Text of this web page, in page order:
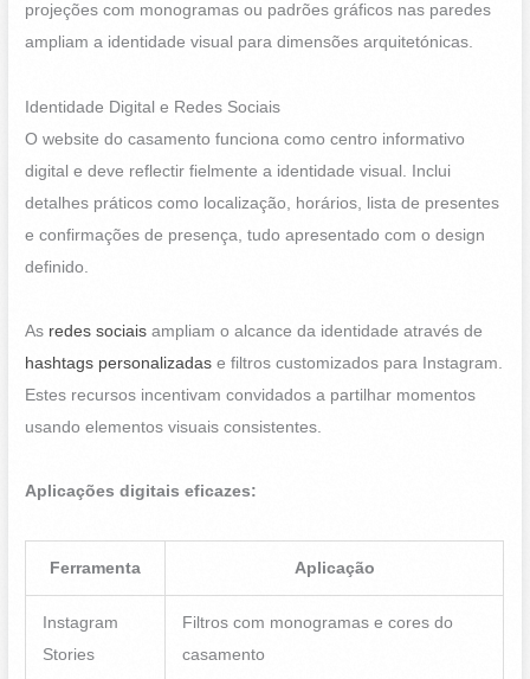
projeções com monogramas ou padrões gráficos nas paredes
ampliam a identidade visual para dimensões arquitetónicas.
Identidade Digital e Redes Sociais
O website do casamento funciona como centro informativo
digital e deve reflectir fielmente a identidade visual. Inclui
detalhes práticos como localização, horários, lista de presentes
e confirmações de presença, tudo apresentado com o design
definido.
As redes sociais ampliam o alcance da identidade através de
hashtags personalizadas e filtros customizados para Instagram.
Estes recursos incentivam convidados a partilhar momentos
usando elementos visuais consistentes.
Aplicações digitais eficazes:
Ferramenta Aplicação
Instagram
Stories
Filtros com monogramas e cores do
casamento